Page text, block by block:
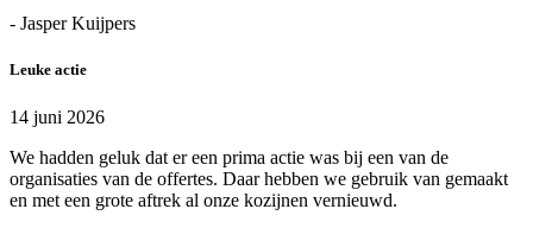
- Jasper Kuijpers
Leuke actie
14 juni 2026
We hadden geluk dat er een prima actie was bij een van de
organisaties van de offertes. Daar hebben we gebruik van gemaakt
en met een grote aftrek al onze kozijnen vernieuwd.